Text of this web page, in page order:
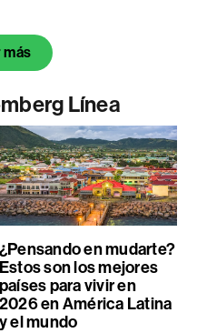
más
Línea
¿Pensando en mudarte?
Estos son los mejores
países para vivir en
2026 en América Latina
y el mundo